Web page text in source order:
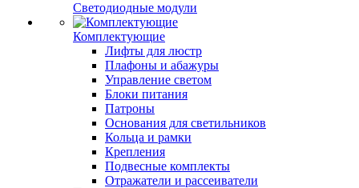
Светодиодные модули
Комплектующие
Лифты для люстр
Плафоны и абажуры
Управление светом
Блоки питания
Патроны
Основания для светильников
Кольца и рамки
Крепления
Подвесные комплекты
Отражатели и рассеиватели